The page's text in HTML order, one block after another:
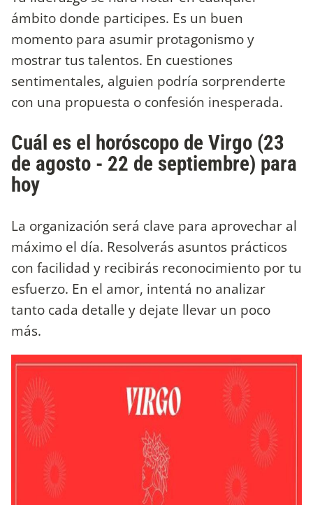
ámbito donde participes. Es un buen
momento para asumir protagonismo y
mostrar tus talentos. En cuestiones
sentimentales, alguien podría sorprenderte
con una propuesta o confesión inesperada.
Cuál es el horóscopo de Virgo (23
de agosto - 22 de septiembre) para
hoy
La organización será clave para aprovechar al
máximo el día. Resolverás asuntos prácticos
con facilidad y recibirás reconocimiento por tu
esfuerzo. En el amor, intentá no analizar
tanto cada detalle y dejate llevar un poco
más.